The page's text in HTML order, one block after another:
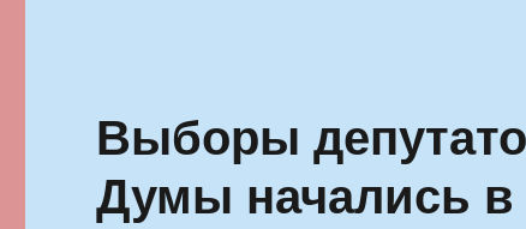
Выборы
Думы начались в